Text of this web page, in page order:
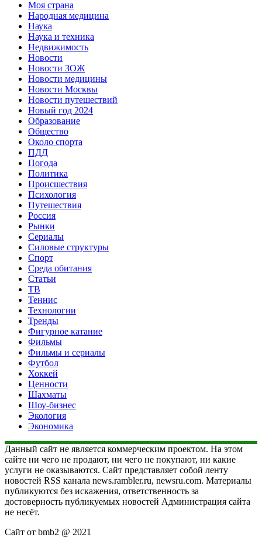
Моя страна
Народная медицина
Наука
Наука и техника
Недвижимость
Новости
Новости ЗОЖ
Новости медицины
Новости Москвы
Новости путешествий
Новый год 2024
Образование
Общество
Около спорта
ПДД
Погода
Политика
Происшествия
Психология
Путешествия
Россия
Рынки
Сериалы
Силовые структуры
Спорт
Среда обитания
Статьи
ТВ
Теннис
Технологии
Тренды
Фигурное катание
Фильмы
Фильмы и сериалы
Футбол
Хоккей
Ценности
Шахматы
Шоу-бизнес
Экология
Экономика
Данный сайт не является коммерческим проектом. На этом
сайте ни чего не продают, ни чего не покупают, ни какие
услуги не оказываются. Сайт представляет собой ленту
новостей RSS канала news.rambler.ru, newsru.com. Материалы
публикуются без искажения, ответственность за
достоверность публикуемых новостей Администрация сайта
не несёт.
Сайт от bmb2 @ 2021